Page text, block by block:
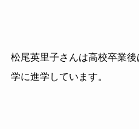
松尾英里子さんは高校卒業
学に進学しています。